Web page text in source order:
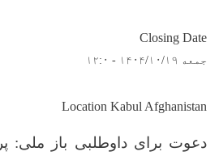
Closing Date
جمعه ۱۴۰۴/۱۰/۱۹ - ۱۲:۰
Location Kabul Afghanistan
دعوت برای داوطلبی باز ملی: